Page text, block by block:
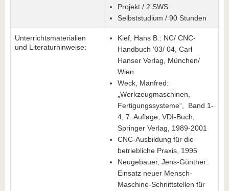
Projekt / 2 SWS
Selbststudium / 90 Stunden
Unterrichtsmaterialien
und Literaturhinweise:
Kief, Hans B.: NC/ CNC-
Handbuch ‘03/ 04, Carl
Hanser Verlag, München/
Wien
Weck, Manfred:
„Werkzeugmaschinen,
Fertigungssysteme“, Band 1-
4, 7. Auflage, VDI-Buch,
Springer Verlag, 1989-2001
CNC-Ausbildung für die
betriebliche Praxis, 1995
Neugebauer, Jens-Günther:
Einsatz neuer Mensch-
Maschine-Schnittstellen für